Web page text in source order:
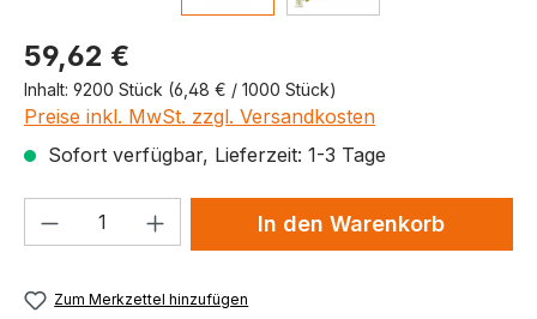
Produktpreis
59,62 €
Inhalt: 9200 Stück (6,48 € / 1000 Stück)
Preise inkl. MwSt. zzgl. Versandkosten
Sofort verfügbar, Lieferzeit: 1-3 Tage
Produkt Anzahl: Gib denIn den Warenkorb
Zum Merkzettel hinzufügen